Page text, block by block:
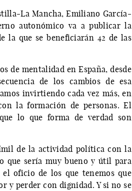
La Mancha, Emiliano García-
autonómico va a publicar la
la que se beneficiarán 42 de las
de mentalidad en España, desde
de los cambios de esa
invirtiendo cada vez más, en
la formación de personas. El
lo que forma de verdad son
de la actividad política con la
que sería muy bueno y útil para
oficio de los que tenemos que
y perder con dignidad. Y si no se